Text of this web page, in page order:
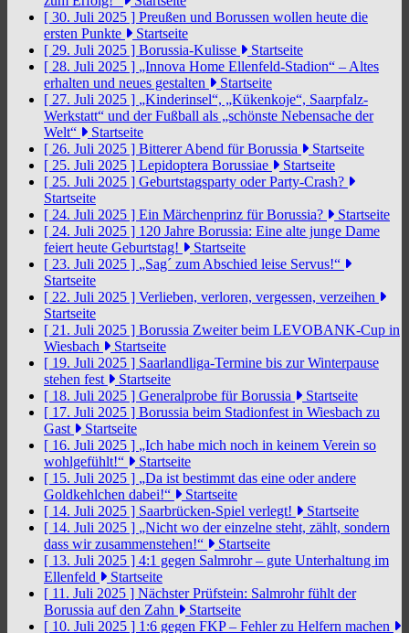
[ 30. Juli 2025 ] Preußen und Borussen wollen heute die
ersten Punkte
Startseite
[ 29. Juli 2025 ] Borussia-Kulisse
Startseite
[ 28. Juli 2025 ] „Innova Home Ellenfeld-Stadion“ – Altes
erhalten und neues gestalten
Startseite
[ 27. Juli 2025 ] „Kinderinsel“, „Kükenkoje“, Saarpfalz-
Werkstatt“ und der Fußball als „schönste Nebensache der
Welt“
Startseite
[ 26. Juli 2025 ] Bitterer Abend für Borussia
Startseite
[ 25. Juli 2025 ] Lepidoptera Borussiae
Startseite
[ 25. Juli 2025 ] Geburtstagsparty oder Party-Crash?
Startseite
[ 24. Juli 2025 ] Ein Märchenprinz für Borussia?
Startseite
[ 24. Juli 2025 ] 120 Jahre Borussia: Eine alte junge Dame
feiert heute Geburtstag!
Startseite
[ 23. Juli 2025 ] „Sag´ zum Abschied leise Servus!“
Startseite
[ 22. Juli 2025 ] Verlieben, verloren, vergessen, verzeihen
Startseite
[ 21. Juli 2025 ] Borussia Zweiter beim LEVOBANK-Cup in
Wiesbach
Startseite
[ 19. Juli 2025 ] Saarlandliga-Termine bis zur Winterpause
stehen fest
Startseite
[ 18. Juli 2025 ] Generalprobe für Borussia
Startseite
[ 17. Juli 2025 ] Borussia beim Stadionfest in Wiesbach zu
Gast
Startseite
[ 16. Juli 2025 ] „Ich habe mich noch in keinem Verein so
wohlgefühlt!“
Startseite
[ 15. Juli 2025 ] „Da ist bestimmt das eine oder andere
Goldkehlchen dabei!“
Startseite
[ 14. Juli 2025 ] Saarbrücken-Spiel verlegt!
Startseite
[ 14. Juli 2025 ] „Nicht wo der einzelne steht, zählt, sondern
dass wir zusammenstehen!“
Startseite
[ 13. Juli 2025 ] 4:1 gegen Salmrohr – gute Unterhaltung im
Ellenfeld
Startseite
[ 11. Juli 2025 ] Nächster Prüfstein: Salmrohr fühlt der
Borussia auf den Zahn
Startseite
[ 10. Juli 2025 ] 1:6 gegen FKP – Fehler zu Helfern machen